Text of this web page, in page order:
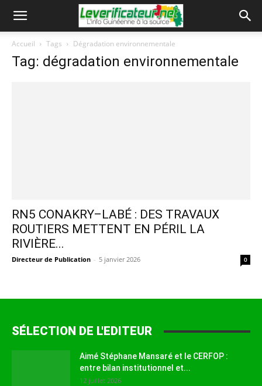
Accueil Tags Dégradation environnementale
Tag: dégradation environnementale
RN5 CONAKRY–LABÉ : DES TRAVAUX
ROUTIERS METTENT EN PÉRIL LA
RIVIÈRE...
Directeur de Publication - 5 janvier 2026 0
SÉLECTION DE L'EDITEUR
Aimé Stéphane Mansaré et le CERFOP :
entre bilan institutionnel et...
12 juillet 2026